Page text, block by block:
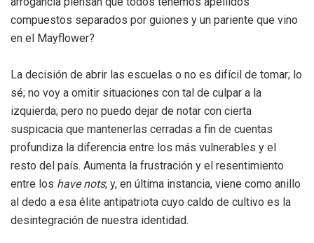
compuestos separados por guiones y un pariente que vino
en el Mayflower?
La decisión de abrir las escuelas o no es difícil de tomar; lo
sé; no voy a omitir situaciones con tal de culpar a la
izquierda; pero no puedo dejar de notar con cierta
suspicacia que mantenerlas cerradas a fin de cuentas
profundiza la diferencia entre los más vulnerables y el
resto del país. Aumenta la frustración y el resentimiento
entre los have nots; y, en última instancia, viene como anillo
al dedo a esa élite antipatriota cuyo caldo de cultivo es la
desintegración de nuestra identidad.